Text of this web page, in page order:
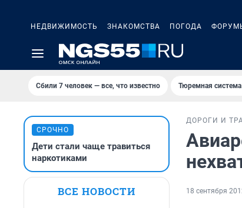
НЕДВИЖИМОСТЬ ЗНАКОМСТВА ПОГОДА
Сбили 7 человек — все, что известно Тюремная
СРОЧНО
Дети стали чаще травиться
наркотиками
ВСЕ НОВОСТИ
ДОРОГИ И
18 сентября